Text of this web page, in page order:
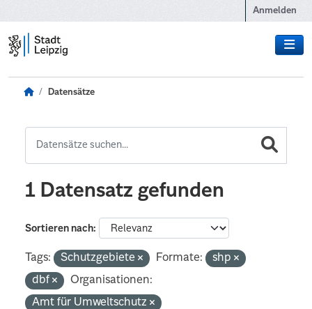
Anmelden
Datensätze
1 Datensatz gefunden
Sortieren nach
Tags: Schutzgebiete Formate:
shp
dbf
Organisationen:
Amt für Umweltschutz